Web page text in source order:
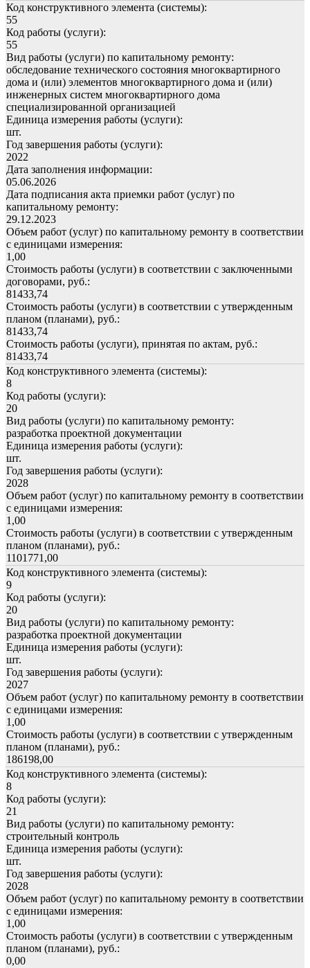
Код конструктивного элемента (системы):
55
Код работы (услуги):
55
Вид работы (услуги) по капитальному ремонту:
обследование технического состояния многоквартирного
дома и (или) элементов многоквартирного дома и (или)
инженерных систем многоквартирного дома
специализированной организацией
Единица измерения работы (услуги):
шт.
Год завершения работы (услуги):
2022
Дата заполнения информации:
05.06.2026
Дата подписания акта приемки работ (услуг) по
капитальному ремонту:
29.12.2023
Объем работ (услуг) по капитальному ремонту в соответствии
с единицами измерения:
1,00
Стоимость работы (услуги) в соответствии с заключенными
договорами, руб.:
81433,74
Стоимость работы (услуги) в соответствии с утвержденным
планом (планами), руб.:
81433,74
Стоимость работы (услуги), принятая по актам, руб.:
81433,74
Код конструктивного элемента (системы):
8
Код работы (услуги):
20
Вид работы (услуги) по капитальному ремонту:
разработка проектной документации
Единица измерения работы (услуги):
шт.
Год завершения работы (услуги):
2028
Объем работ (услуг) по капитальному ремонту в соответствии
с единицами измерения:
1,00
Стоимость работы (услуги) в соответствии с утвержденным
планом (планами), руб.:
1101771,00
Код конструктивного элемента (системы):
9
Код работы (услуги):
20
Вид работы (услуги) по капитальному ремонту:
разработка проектной документации
Единица измерения работы (услуги):
шт.
Год завершения работы (услуги):
2027
Объем работ (услуг) по капитальному ремонту в соответствии
с единицами измерения:
1,00
Стоимость работы (услуги) в соответствии с утвержденным
планом (планами), руб.:
186198,00
Код конструктивного элемента (системы):
8
Код работы (услуги):
21
Вид работы (услуги) по капитальному ремонту:
строительный контроль
Единица измерения работы (услуги):
шт.
Год завершения работы (услуги):
2028
Объем работ (услуг) по капитальному ремонту в соответствии
с единицами измерения:
1,00
Стоимость работы (услуги) в соответствии с утвержденным
планом (планами), руб.:
0,00